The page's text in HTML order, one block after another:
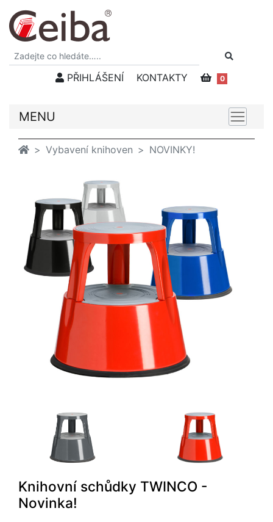
PŘIHLÁŠENÍ KONTAKTY 0
MENU
Vybavení knihoven NOVINKY!
Knihovní schůdky TWINCO -
Novinka!